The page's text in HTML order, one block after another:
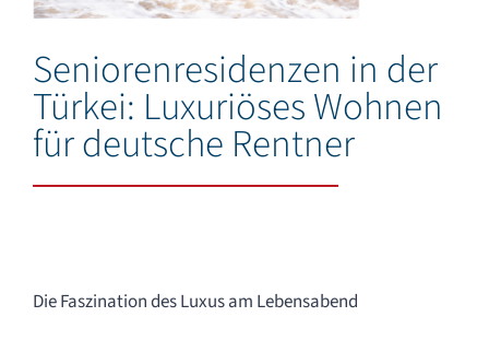
Deutsch
Seniorenresidenzen in der
Türkei: Luxuriöses Wohnen
für deutsche Rentner
Die Faszination des Luxus am Lebensabend